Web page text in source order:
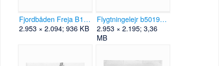
Fjordbåden Freja B11136.jpg
2.953 × 2.094; 936 KB
Flygtningelejr b50199.jpg
2.953 × 2.195; 3,36
MB